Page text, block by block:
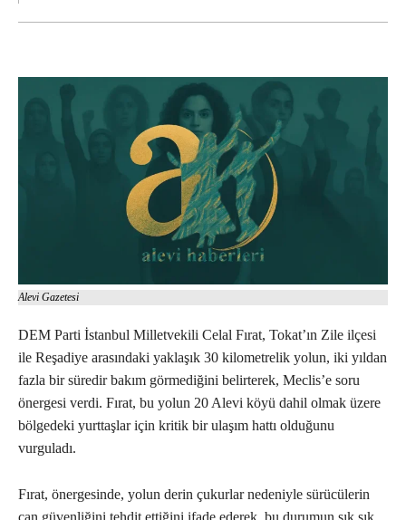
Alevi Gazetesi
DEM Parti İstanbul Milletvekili Celal Fırat, Tokat’ın Zile ilçesi
ile Reşadiye arasındaki yaklaşık 30 kilometrelik yolun, iki yıldan
fazla bir süredir bakım görmediğini belirterek, Meclis’e soru
önergesi verdi. Fırat, bu yolun 20 Alevi köyü dahil olmak üzere
bölgedeki yurttaşlar için kritik bir ulaşım hattı olduğunu
vurguladı.
Fırat, önergesinde, yolun derin çukurlar nedeniyle sürücülerin